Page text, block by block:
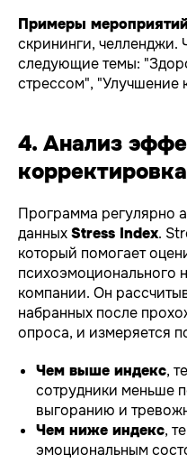
Примеры
скрининги, челленджи.
следующие темы:
стрессом", "Улучшение
4. Анализ
корректировка
Программа регулярно
данныхStress Index.
который помогает
психоэмоционального
компании. Он
набранных после
опроса, и измеряется
Чем выше индекс,
сотрудники меньше
выгоранию и
Чем ниже индекс,
эмоциональным